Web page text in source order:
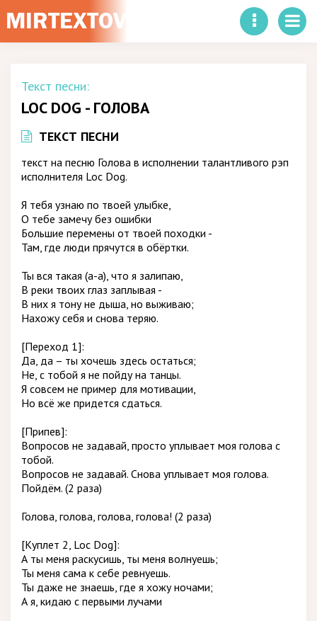
Текст песни:
LOC DOG - ГОЛОВА
ТЕКСТ ПЕСНИ
текст на песню Голова в исполнении талантливого рэп
исполнителя Loc Dog.
Я тебя узнаю по твоей улыбке,
О тебе замечу без ошибки
Большие перемены от твоей походки -
Там, где люди прячутся в обёртки.
Ты вся такая (а-а), что я залипаю,
В реки твоих глаз заплывая -
В них я тону не дыша, но выживаю;
Нахожу себя и снова теряю.
[Переход 1]:
Да, да – ты хочешь здесь остаться;
Не, с тобой я не пойду на танцы.
Я совсем не пример для мотивации,
Но всё же придется сдаться.
[Припев]:
Вопросов не задавай, просто уплывает моя голова с
тобой.
Вопросов не задавай. Снова уплывает моя голова.
Пойдём. (2 раза)
Голова, голова, голова, голова! (2 раза)
[Куплет 2, Loc Dog]:
А ты меня раскусишь, ты меня волнуешь;
Ты меня сама к себе ревнуешь.
Ты даже не знаешь, где я хожу ночами;
А я, кидаю с первыми лучами